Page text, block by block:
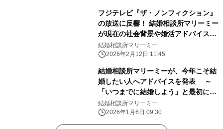
フジテレビ『ザ・ノンフィクション』
の放送に反響！ 結婚相談所マリーミー
が現在の社会背景や婚活アドバイスを
発表
結婚相談所マリーミー
2026年2月12日 11:45
結婚相談所マリーミーが、今年こそ結
婚したい人へアドバイスを発表 ～
「いつまでに結婚しよう」と最初に目
標を立てることが重要～
結婚相談所マリーミー
2026年1月6日 09:30